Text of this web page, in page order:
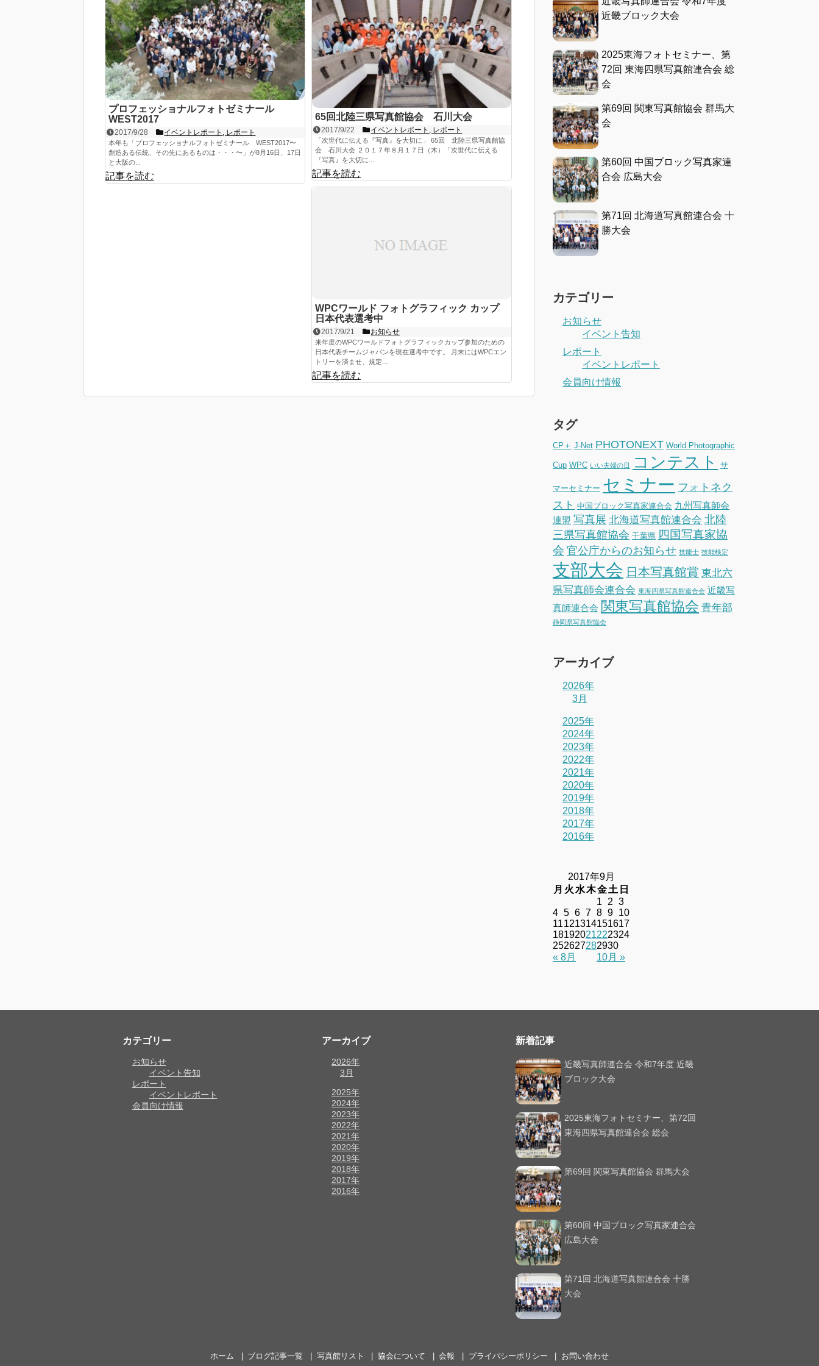
プロフェッショナルフォトゼミナール
WEST2017
2017/9/28 イベントレポート , レポート
本年も「プロフェッショナルフォトゼミナール WEST2017〜
創造ある伝統、その先にあるものは・・・〜」が8月16日、17日
と大阪の...
記事を読む
65回北陸三県写真館協会 石川大会
2017/9/22 イベントレポート , レポート
「次世代に伝える『写真』を大切に」 65回 北陸三県写真館協
会 石川大会 ２０１７年８月１７日（木）「次世代に伝える
『写真』を大切に...
記事を読む
WPCワールド フォトグラフィック カップ
日本代表選考中
2017/9/21 お知らせ
来年度のWPCワールドフォトグラフィックカップ参加のための
日本代表チームジャパンを現在選考中です。 月末にはWPCエン
トリーを済ませ、規定...
記事を読む
近畿ブロック大会
2025東海フォトセミナー、第
72回 東海四県写真館連合会 総
会
第69回 関東写真館協会 群馬大
会
第60回 中国ブロック写真家連
合会 広島大会
第71回 北海道写真館連合会 十
勝大会
カテゴリー
お知らせ
イベント告知
レポート
イベントレポート
会員向け情報
タグ
CP＋ J-Net PHOTONEXT World Photographic
Cup WPC いい夫婦の日 コンテスト サ
マーセミナー セミナー フォトネク
スト 中国ブロック写真家連合会 九州写真師会
連盟 写真展 北海道写真館連合会 北陸
三県写真館協会 千葉県 四国写真家協
会 官公庁からのお知らせ 技能士 技能検定
支部大会 日本写真館賞 東北六
県写真師会連合会 東海四県写真館連合会 近畿写
真師連合会 関東写真館協会 青年部
静岡県写真館協会
アーカイブ
2026年
3月
2025年
2024年
2023年
2022年
2021年
2020年
2019年
2018年
2017年
2016年
2017年9月
月 火 水木金土 日
« 8月 10月 »
1 2 3
4 5 6 7 8 9 10
11121314151617
18192021222324
252627282930
カテゴリー
お知らせ
イベント告知
レポート
イベントレポート
会員向け情報
アーカイブ
2026年
3月
2025年
2024年
2023年
2022年
2021年
2020年
2019年
2018年
2017年
2016年
新着記事
近畿写真師連合会 令和7年度 近畿
ブロック大会
2025東海フォトセミナー、第72回
東海四県写真館連合会 総会
第69回 関東写真館協会 群馬大会
第60回 中国ブロック写真家連合会
広島大会
第71回 北海道写真館連合会 十勝
大会
ホーム ブログ記事一覧 写真館リスト 協会について 会報 プライバシーポリシー お問い合わせ